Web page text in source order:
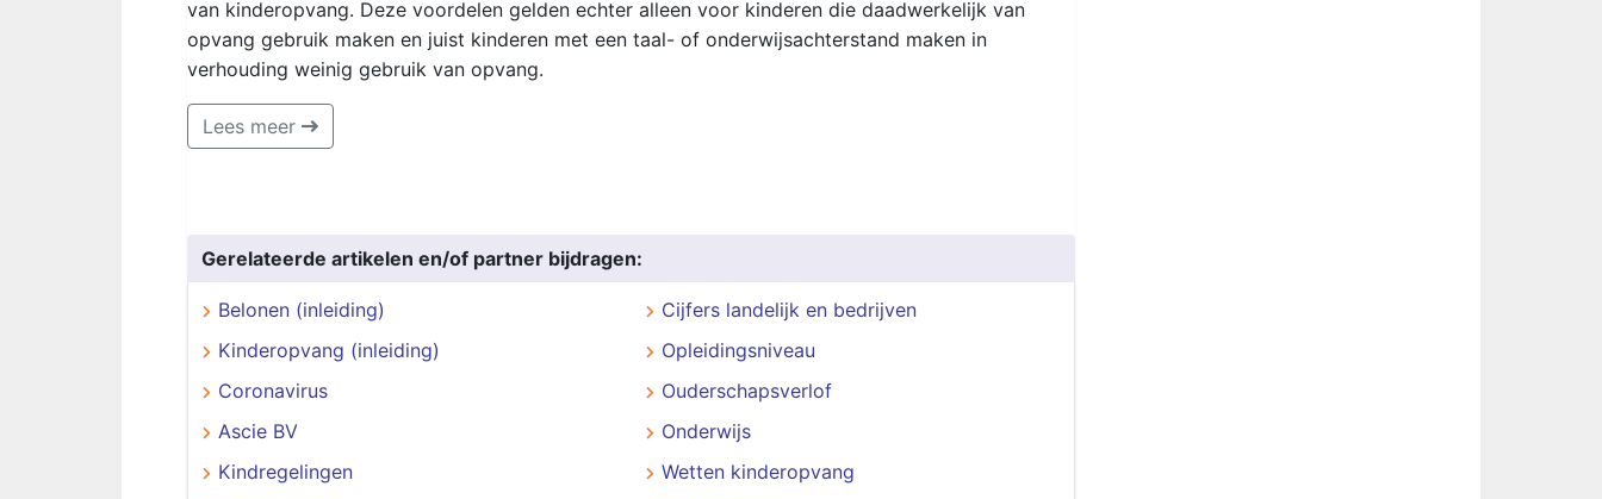
van kinderopvang. Deze voordelen gelden echter alleen voor kinderen die daadwerkelijk van
opvang gebruik maken en juist kinderen met een taal- of onderwijsachterstand maken in
verhouding weinig gebruik van opvang.
Lees meer
Gerelateerde artikelen en/of partner bijdragen:
Belonen (inleiding)
Cijfers landelijk en bedrijven
Kinderopvang (inleiding)
Opleidingsniveau
Coronavirus
Ouderschapsverlof
Ascie BV
Onderwijs
Kindregelingen
Wetten kinderopvang